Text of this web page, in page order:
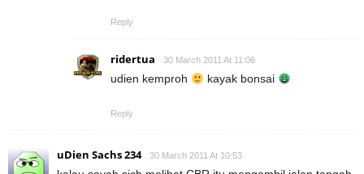
Reply
ridertua 30 March 2011 At 11:06
udien kemproh kayak bonsai
Reply
uDien Sachs 234 30 March 2011 At 10:53